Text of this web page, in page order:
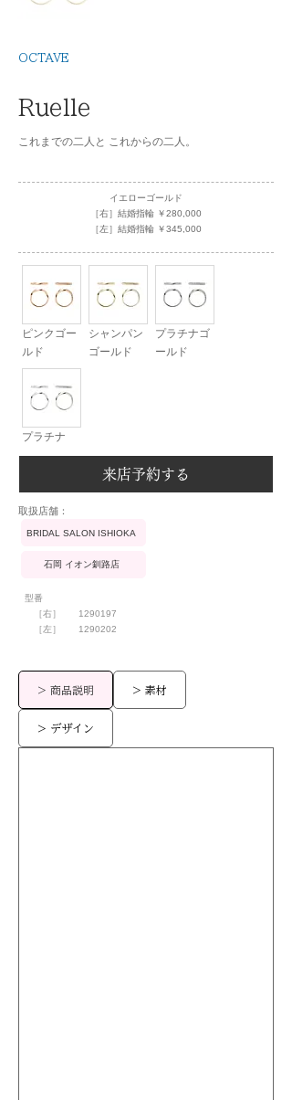
OCTAVE
Ruelle
これまでの二人と これからの二人。
イエローゴールド
［右］結婚指輪 ￥280,000
［左］結婚指輪 ￥345,000
ピンクゴー
ルド
プラチナ
シャンパン
ゴールド
プラチナゴ
ールド
来店予約する
​取扱店舗：
BRIDAL SALON ISHIOKA
石岡 イオン釧路店
型番
［右］
［左］
1290197
1290202
> 商品説明 > 素材
> デザイン